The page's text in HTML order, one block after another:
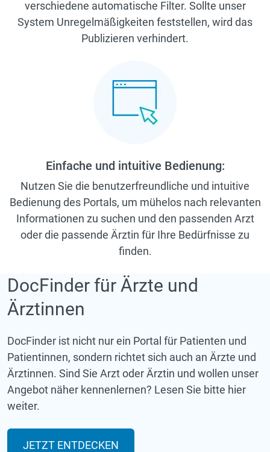
verschiedene automatische Filter. Sollte unser
System Unregelmäßigkeiten feststellen, wird das
Publizieren verhindert.
Einfache und intuitive Bedienung:
Nutzen Sie die benutzerfreundliche und intuitive
Bedienung des Portals, um mühelos nach relevanten
Informationen zu suchen und den passenden Arzt
oder die passende Ärztin für Ihre Bedürfnisse zu
finden.
DocFinder für Ärzte und
Ärztinnen
DocFinder ist nicht nur ein Portal für Patienten und
Patientinnen, sondern richtet sich auch an Ärzte und
Ärztinnen. Sind Sie Arzt oder Ärztin und wollen unser
Angebot näher kennenlernen? Lesen Sie bitte hier
weiter.
JETZT ENTDECKEN